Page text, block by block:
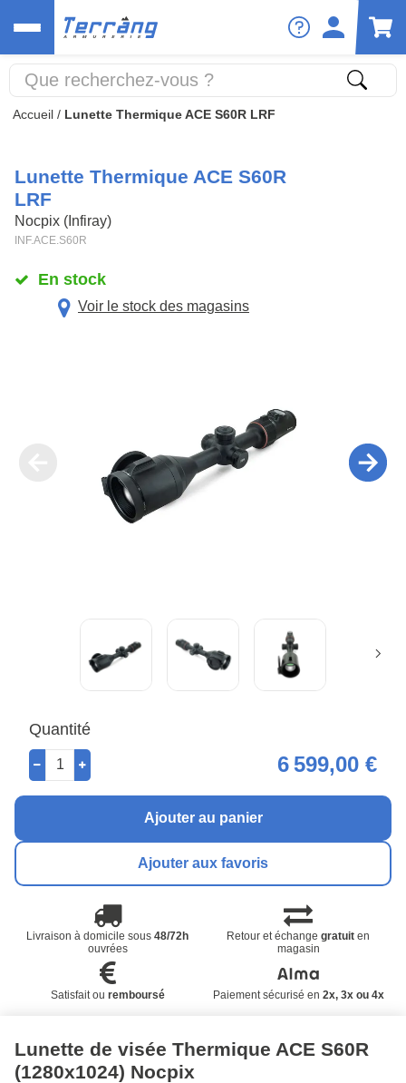
Accueil / Lunette Thermique ACE S60R LRF
Lunette Thermique ACE S60R
LRF
Nocpix (Infiray)
INF.ACE.S60R
En stock
Voir le stock des magasins
Quantité
6 599,00 €
Ajouter au panier
Ajouter aux favoris
Livraison à domicile sous48/72h
ouvrées
Retour et échangegratuit en
magasin
Satisfait ou remboursé Paiement sécurisé en 2x, 3x ou 4x
Lunette de visée Thermique ACE S60R
(1280x1024) Nocpix